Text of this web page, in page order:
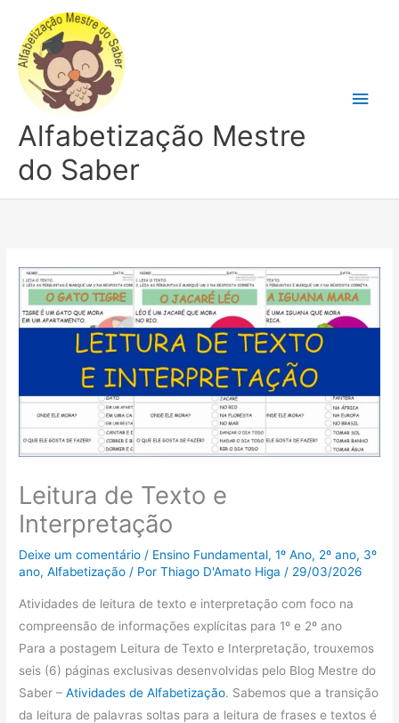
conteúdo
Alfabetização Mestre
do Saber
Leitura de Texto e
Interpretação
Deixe um comentário / Ensino Fundamental,1º Ano, 2º ano, 3º
ano,Alfabetização / PorThiago D'Amato Higa / 29/03/2026
Atividades de leitura de texto e interpretação com foco na
compreensão de informações explícitas para 1º e 2º ano
Para a postagem Leitura de Texto e Interpretação, trouxemos
seis (6) páginas exclusivas desenvolvidas pelo Blog Mestre do
Saber –Atividades de Alfabetização. Sabemos que a transição
da leitura de palavras soltas para a leitura de frases e textos é